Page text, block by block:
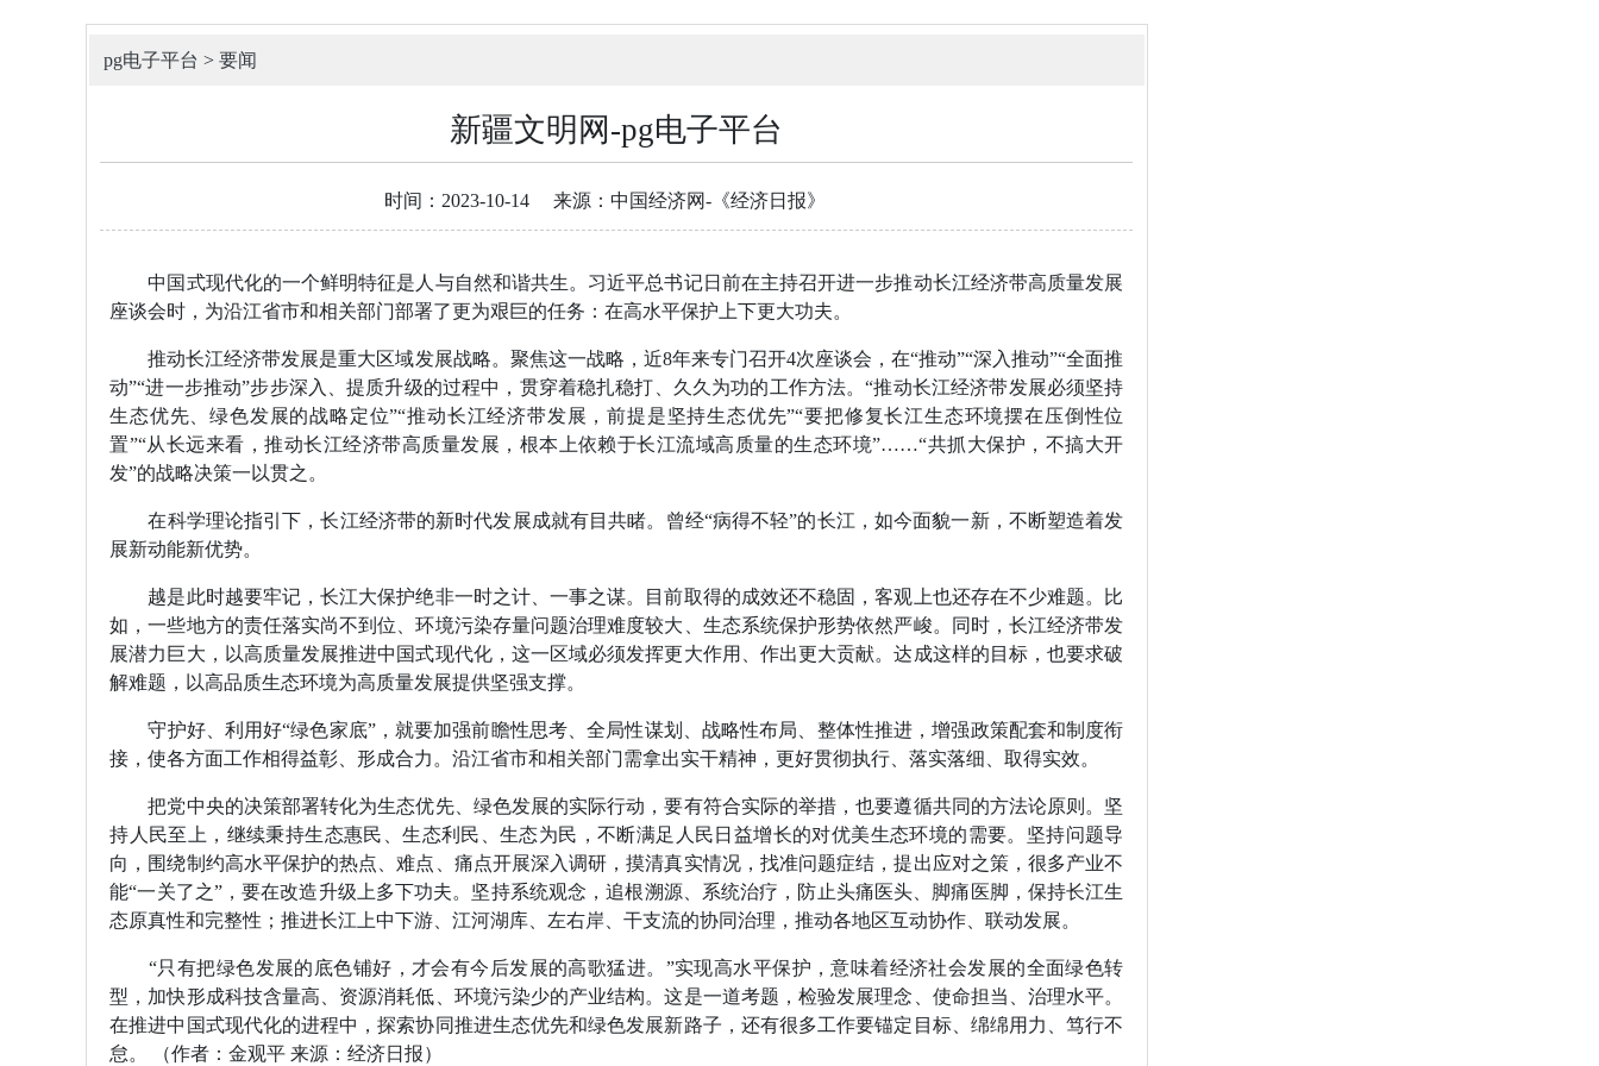
pg电子平台 >要闻
新疆文明网-pg电子平台
时间：2023-10-14 来源：中国经济网-《经济日报》
中国式现代化的一个鲜明特征是人与自然和谐共生。习近平总书记日前在主持召开进一步推动长江经济带高质量发展
座谈会时，为沿江省市和相关部门部署了更为艰巨的任务：在高水平保护上下更大功夫。
推动长江经济带发展是重大区域发展战略。聚焦这一战略，近8年来专门召开4次座谈会，在“推动”“深入推动”“全面推
动”“进一步推动”步步深入、提质升级的过程中，贯穿着稳扎稳打、久久为功的工作方法。“推动长江经济带发展必须坚持
生态优先、绿色发展的战略定位”“推动长江经济带发展，前提是坚持生态优先”“要把修复长江生态环境摆在压倒性位
置”“从长远来看，推动长江经济带高质量发展，根本上依赖于长江流域高质量的生态环境”……“共抓大保护，不搞大开
发”的战略决策一以贯之。
在科学理论指引下，长江经济带的新时代发展成就有目共睹。曾经“病得不轻”的长江，如今面貌一新，不断塑造着发
展新动能新优势。
越是此时越要牢记，长江大保护绝非一时之计、一事之谋。目前取得的成效还不稳固，客观上也还存在不少难题。比
如，一些地方的责任落实尚不到位、环境污染存量问题治理难度较大、生态系统保护形势依然严峻。同时，长江经济带发
展潜力巨大，以高质量发展推进中国式现代化，这一区域必须发挥更大作用、作出更大贡献。达成这样的目标，也要求破
解难题，以高品质生态环境为高质量发展提供坚强支撑。
守护好、利用好“绿色家底”，就要加强前瞻性思考、全局性谋划、战略性布局、整体性推进，增强政策配套和制度衔
接，使各方面工作相得益彰、形成合力。沿江省市和相关部门需拿出实干精神，更好贯彻执行、落实落细、取得实效。
把党中央的决策部署转化为生态优先、绿色发展的实际行动，要有符合实际的举措，也要遵循共同的方法论原则。坚
持人民至上，继续秉持生态惠民、生态利民、生态为民，不断满足人民日益增长的对优美生态环境的需要。坚持问题导
向，围绕制约高水平保护的热点、难点、痛点开展深入调研，摸清真实情况，找准问题症结，提出应对之策，很多产业不
能“一关了之”，要在改造升级上多下功夫。坚持系统观念，追根溯源、系统治疗，防止头痛医头、脚痛医脚，保持长江生
态原真性和完整性；推进长江上中下游、江河湖库、左右岸、干支流的协同治理，推动各地区互动协作、联动发展。
“只有把绿色发展的底色铺好，才会有今后发展的高歌猛进。”实现高水平保护，意味着经济社会发展的全面绿色转
型，加快形成科技含量高、资源消耗低、环境污染少的产业结构。这是一道考题，检验发展理念、使命担当、治理水平。
在推进中国式现代化的进程中，探索协同推进生态优先和绿色发展新路子，还有很多工作要锚定目标、绵绵用力、笃行不
怠。 （作者：金观平 来源：经济日报）